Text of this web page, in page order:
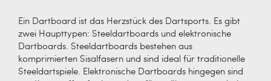
Ein Dartboard ist das Herzstück des Dartsports. Es gibt
zwei Haupttypen: Steeldartboards und elektronische
Dartboards. Steeldartboards bestehen aus
komprimierten Sisalfasern und sind ideal für traditionelle
Steeldartspiele. Elektronische Dartboards hingegen sind